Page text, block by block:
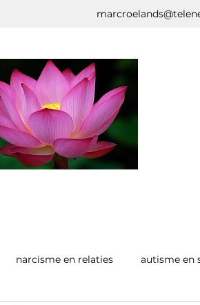
narcisme en relaties autisme en